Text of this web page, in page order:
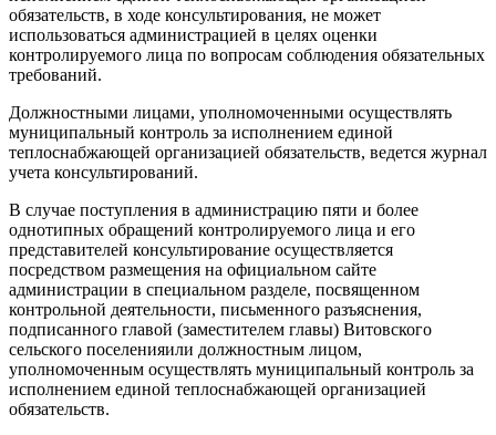
обязательств, в ходе консультирования, не может
использоваться администрацией в целях оценки
контролируемого лица по вопросам соблюдения обязательных
требований.
Должностными лицами, уполномоченными осуществлять
муниципальный контроль за исполнением единой
теплоснабжающей организацией обязательств, ведется журнал
учета консультирований.
В случае поступления в администрацию пяти и более
однотипных обращений контролируемого лица и его
представителей консультирование осуществляется
посредством размещения на официальном сайте
администрации в специальном разделе, посвященном
контрольной деятельности, письменного разъяснения,
подписанного главой (заместителем главы) Витовского
сельского поселенияили должностным лицом,
уполномоченным осуществлять муниципальный контроль за
исполнением единой теплоснабжающей организацией
обязательств.